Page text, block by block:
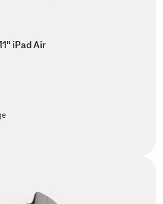
iPad Air